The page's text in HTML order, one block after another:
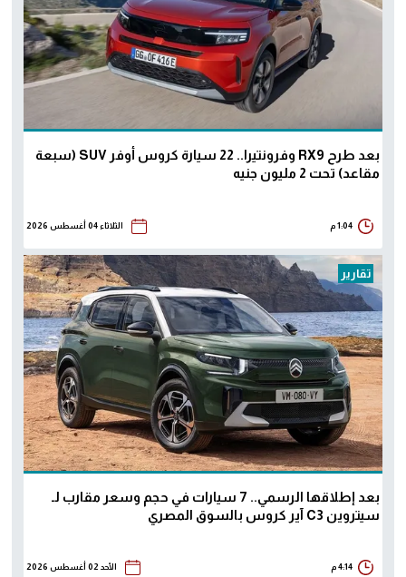
بعد طرح RX9 وفرونتيرا.. 22 سيارة كروس أوفر SUV (سبعة
مقاعد) تحت 2 مليون جنيه
1:04 م الثلاثاء 04 أغسطس 2026
تقارير
بعد إطلاقها الرسمي.. 7 سيارات في حجم وسعر مقارب لـ
سيتروين C3 آير كروس بالسوق المصري
4:14 م الأحد 02 أغسطس 2026